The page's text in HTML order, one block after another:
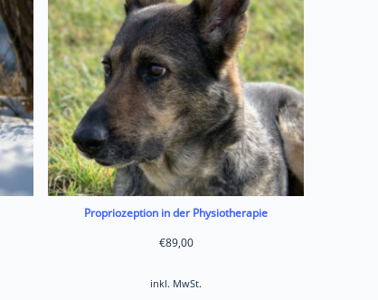
Propriozeption in der Physiotherapie
€89,00
inkl. MwSt.